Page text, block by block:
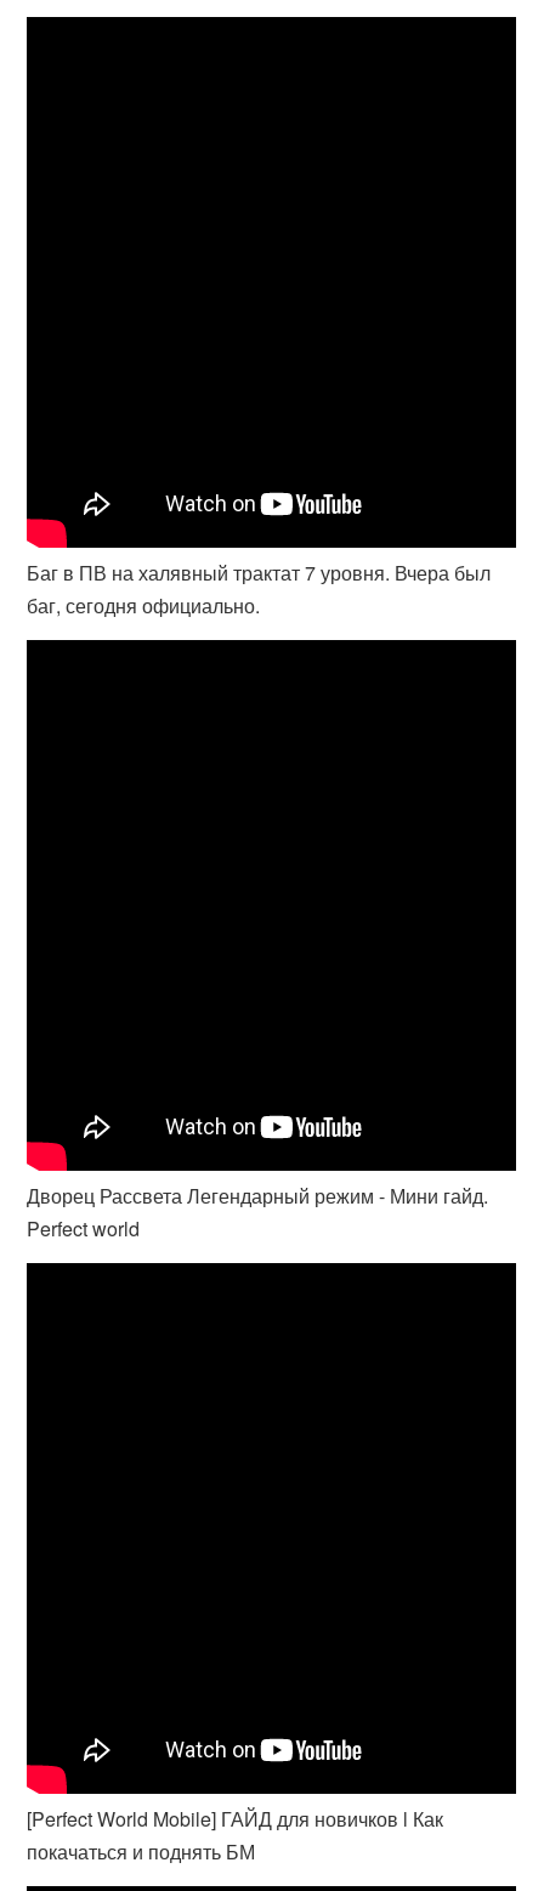
Баг в ПВ на халявный трактат 7 уровня. Вчера был
баг, сегодня официально.
Дворец Рассвета Легендарный режим - Мини гайд.
Perfect world
[Perfect World Mobile] ГАЙД для новичков l Как
покачаться и поднять БМ